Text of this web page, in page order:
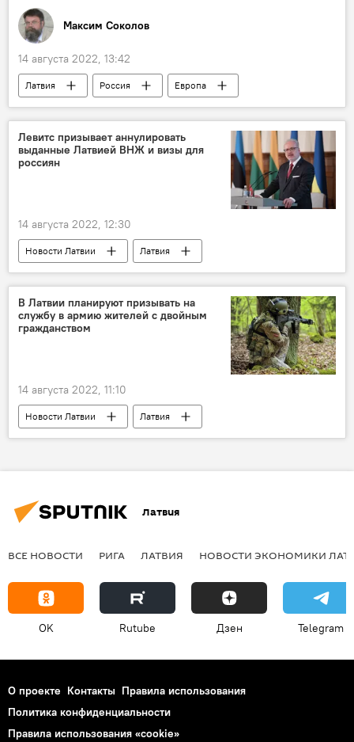
Максим Соколов
14 августа 2022, 13:42
Латвия Россия
Европа
Колумнисты
Левитс призывает аннулировать
выданные Латвией ВНЖ и визы для
россиян
14 августа 2022, 12:30
Новости Латвии
Латвия
Эгилс Левитс
ВНЖ
В Латвии планируют призывать на
службу в армию жителей с двойным
гражданством
14 августа 2022, 11:10
Новости Латвии
Латвия
Минобороны Латвии
Латвия
ВСЕ НОВОСТИ РИГА ЛАТВИЯ НОВОСТИ ЭКОНОМИКИ
OK Rutube Дзен Telegram
О проекте Контакты Правила использования
Политика конфиденциальности
Правила использования «cookie»